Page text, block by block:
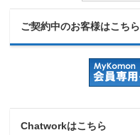
ご契約中のお客様はこちら
Chatworkはこちら